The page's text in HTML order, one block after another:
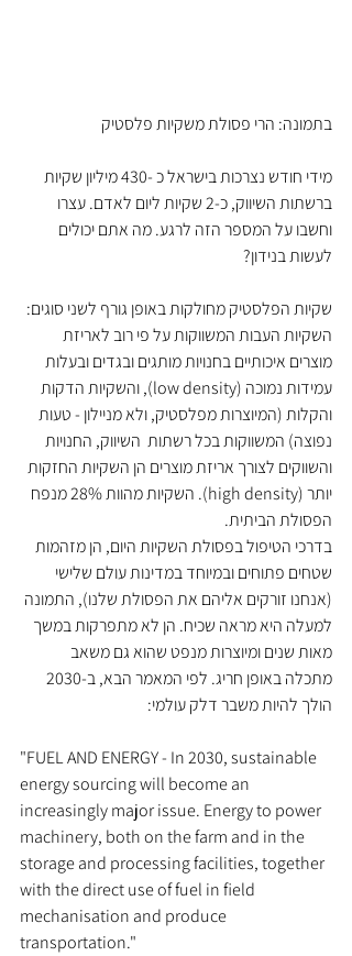
בתמונה: הרי פסולת משקיות פלסטיק
מידי חודש נצרכות בישראל כ -430 מיליון שקיות
ברשתות השיווק, כ-2 שקיות ליום לאדם. עצרו
וחשבו על המספר הזה לרגע. מה אתם יכולים
לעשות בנידון?
שקיות הפלסטיק מחולקות באופן גורף לשני סוגים:
השקיות העבות המשווקות על פי רוב לאריזת
מוצרים איכותיים בחנויות מותגים ובגדים ובעלות
עמידות נמוכה (low density), והשקיות הדקות
והקלות (המיוצרות מפלסטיק, ולא מניילון - טעות
נפוצה) המשווקות בכל רשתות  השיווק, החנויות
והשווקים לצורך אריזת מוצרים הן השקיות החזקות
יותר (high density). השקיות מהוות 28% מנפח
הפסולת הביתית.
בדרכי הטיפול בפסולת השקיות היום, הן מזהמות
שטחים פתוחים ובמיוחד במדינות עולם שלישי
(אנחנו זורקים אליהם את הפסולת שלנו), התמונה
למעלה היא מראה שכיח. הן לא מתפרקות במשך
מאות שנים ומיוצרות מנפט שהוא גם משאב
הולך להיות משבר דלק עולמי:
"FUEL AND ENERGY - In 2030, sustainable
energy sourcing will become an
increasingly major issue. Energy to power
machinery, both on the farm and in the
storage and processing facilities, together
with the direct use of fuel in field
mechanisation and produce
transportation."